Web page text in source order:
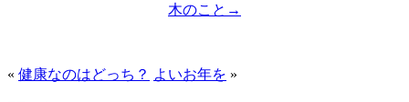
木のこと →
« 健康なのはどっち？ よいお年を »